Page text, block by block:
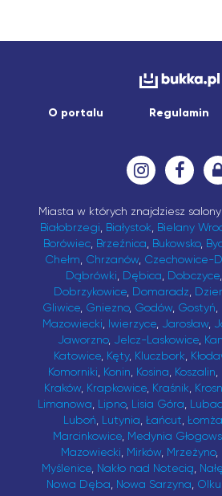
O portalu Regulamin
Miasta w których znajdziesz
Białobrzegi, Białystok, Bielany
Borówiec, Brzeźnica, Bukowsko,
Chełm, Chrzanów, Czechowice-
Dąbrówki, Dębica, Dobczyce,
Dobrzykowice, Domaradz,
Gliwice, Gniezno, Godów, Gostyń,
Mazowiecki, Iwierzyce, Jarosław,
Jaworzno, Jelcz-Laskowice,
Katowice, Kęty, Kluczbork,
Komorniki, Konin, Kosina, Koszalin,
Kraków, Krapkowice, Kraśnik,
Limanowa, Lipno, Lisia Góra,
Luboń, Lutynia, Łańcut, Łomża
Marcinkowice, Medynia
Mazowiecki, Mirków, Mrzeżyno,
Myślenice, Nakło nad Notecią,
Nowa Dęba, Nowa Sarzyna,